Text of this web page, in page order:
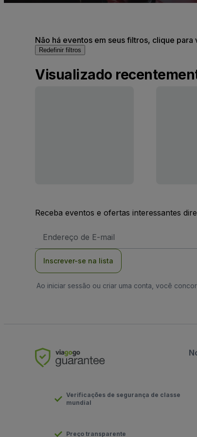
Não há eventos em seus filtros, clique para
Redefinir filtros
Visualizado
Receba eventos e ofertas interessantes
de
Inscrever-se na lista
Ao iniciar sessão ou criar uma conta, você
Verificações de segurança de classe
mundial
Preço transparente